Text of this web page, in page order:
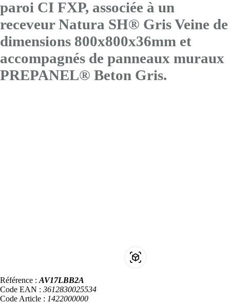
paroi CI FXP, associée à un
receveur Natura SH® Gris Veine de
dimensions 800x800x36mm et
accompagnés de panneaux muraux
PREPANEL® Beton Gris.
Référence : AV17LBB2A
Code EAN : 3612830025534
Code Article : 1422000000